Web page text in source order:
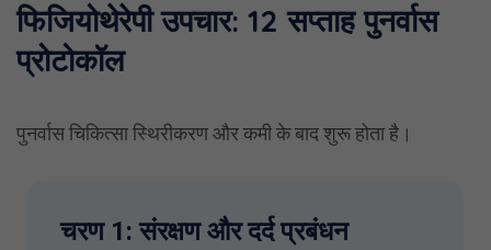
फिजियोथेरेपी उपचार: 12 सप्ताह पुनर्वास
प्रोटोकॉल
पुनर्वास चिकित्सा स्थिरीकरण और कमी के बाद शुरू होता है।
चरण 1: संरक्षण और दर्द प्रबंधन